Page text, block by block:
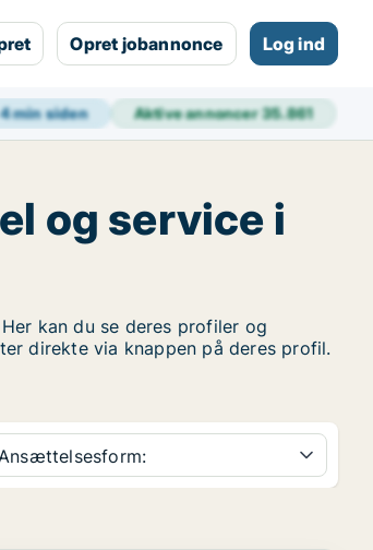
Opret jobannonce Log ind
4 min siden Aktive annoncer35.861
og service i
kan du se deres profiler og
direkte via knappen på deres profil.